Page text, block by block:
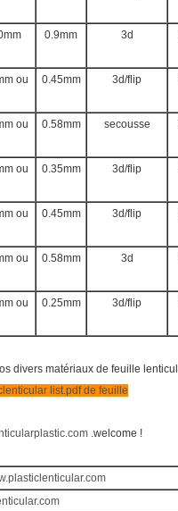
0.9mm 3d
ou
0.45mm 3d/flip
ou
0.58mm secousse
ou
0.35mm 3d/flip
ou
0.45mm 3d/flip
ou
0.58mm 3d
ou
0.25mm 3d/flip
divers matériaux de feuille
list.pdf de feuille
.welcome !